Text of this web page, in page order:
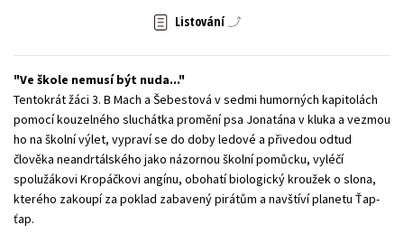
Zahraniční literatura
Listování
Ve škole nemusí být nuda...
Tentokrát žáci 3. B Mach a Šebestová v sedmi humorných kapitolách
pomocí kouzelného sluchátka promění psa Jonatána v kluka a vezmou
ho na školní výlet, vypraví se do doby ledové a přivedou odtud
člověka neandrtálského jako názornou školní pomůcku, vyléčí
spolužákovi Kropáčkovi angínu, obohatí biologický kroužek o slona,
kterého zakoupí za poklad zabavený pirátům a navštíví planetu Ťap-
ťap.